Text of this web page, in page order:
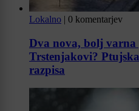
Lokalno | 0 komentarjev
Dva nova, bolj varna
Trstenjakovi?
razpisa